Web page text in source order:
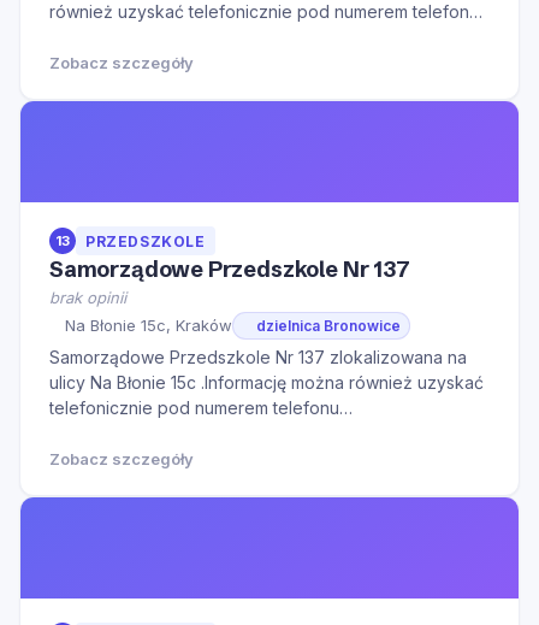
również uzyskać telefonicznie pod numerem telefonu
godzinach otwarcia oraz na Naszą stronę internetową
Zobacz szczegóły
13 PRZEDSZKOLE
Samorządowe Przedszkole Nr 137
brak opinii
Na Błonie 15c, Kraków
dzielnica Bronowice
Samorządowe Przedszkole Nr 137 zlokalizowana na
ulicy Na Błonie 15c .Informację można również uzyskać
telefonicznie pod numerem telefonu
godzinach otwarcia oraz na Naszą stronę internetową
Zobacz szczegóły